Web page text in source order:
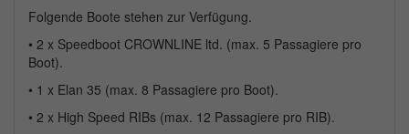
Folgende Boote stehen zur Verfügung.
• 2 x Speedboot CROWNLINE ltd. (max. 5 Passagiere pro
Boot).
• 1 x Elan 35 (max. 8 Passagiere pro Boot).
• 2 x High Speed RIBs (max. 12 Passagiere pro RIB).